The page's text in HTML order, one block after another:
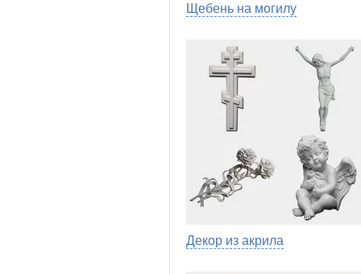
Щебень на могилу
Декор из акрила